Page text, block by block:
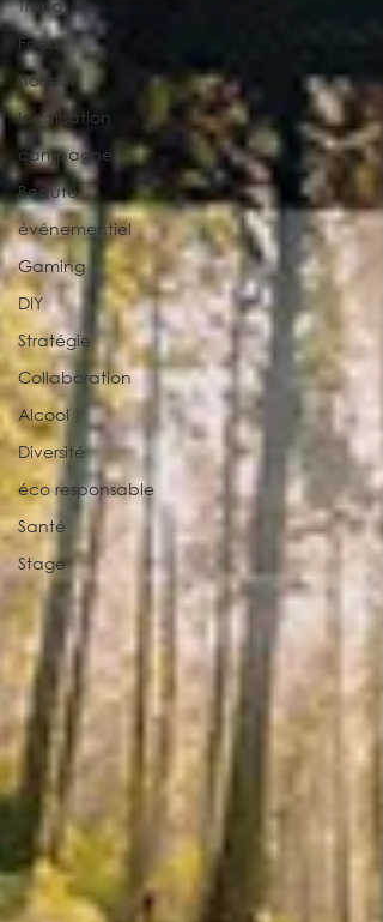
Trend
Food
horreur
localisation
campagne
Beauté
événementiel
Gaming
DIY
Stratégie
Collaboration
Alcool
Diversité
éco responsable
Santé
Stage